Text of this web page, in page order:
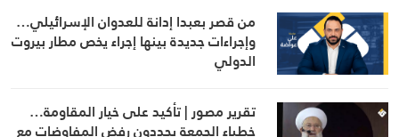
من قصر بعبدا إدانة للعدوان الإسرائيلي…
وإجراءات جديدة بينها إجراء يخص مطار بيروت
الدولي
تقرير مصور | تأكيد على خيار المقاومة…
خطباء الجمعة يجددون رفض المفاوضات مع